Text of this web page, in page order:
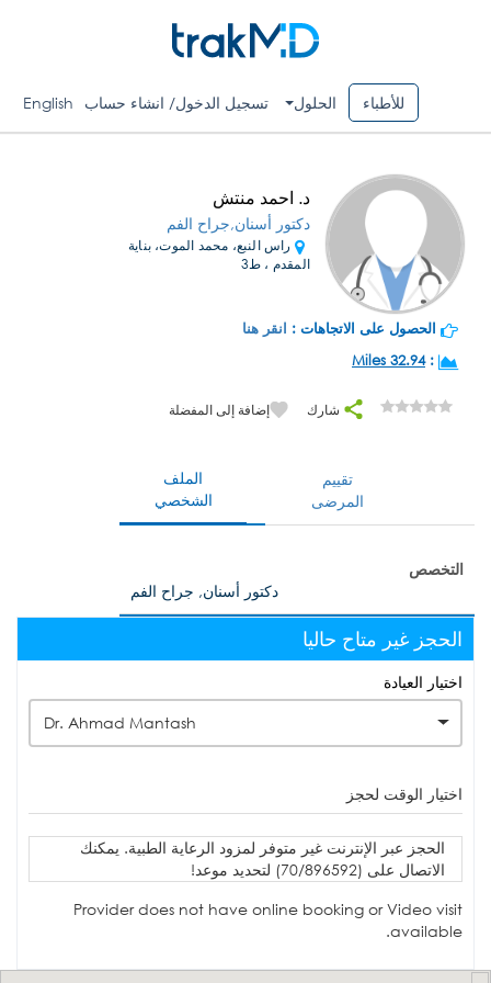
للأطباء الحلول تسجيل الدخول/ انشاء حساب English
د. احمد منتش
دكتور أسنان,جراح الفم
راس النبع، محمد الموت، بناية
المقدم ، ط3
الحصول على الاتجاهات : انقر هنا
:
32.94 Miles
شارك إضافة إلى المفضلة
الملف
الشخصي
تقييم
المرضى
التخصص
دكتور أسنان, جراح الفم
الحجز غير متاح حاليا
اختيار العيادة
Dr. Ahmad Mantash
اختيار الوقت لحجز
الحجز عبر الإنترنت غير متوفر لمزود الرعاية الطبية. يمكنك
الاتصال على (70/896592) لتحديد موعد!
Provider does not have online booking or Video visit
available.